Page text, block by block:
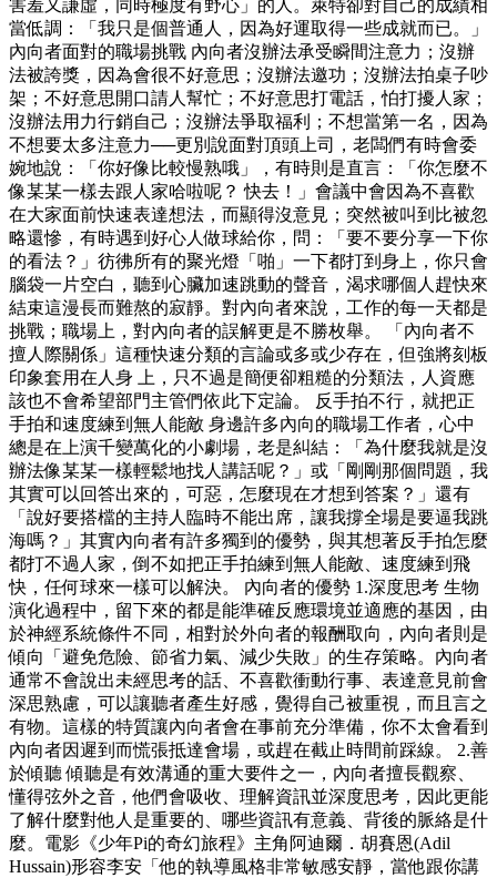
害羞又謙虛，同時極度有野心」的人。萊特卻對自己的成績相
當低調：「我只是個普通人，因為好運取得一些成就而已。」
內向者面對的職場挑戰 內向者沒辦法承受瞬間注意力；沒辦
法被誇獎，因為會很不好意思；沒辦法邀功；沒辦法拍桌子吵
架；不好意思開口請人幫忙；不好意思打電話，怕打擾人家；
沒辦法用力行銷自己；沒辦法爭取福利；不想當第一名，因為
不想要太多注意力──更別說面對頂頭上司，老闆們有時會委
婉地說：「你好像比較慢熟哦」，有時則是直言：「你怎麼不
像某某一樣去跟人家哈啦呢？ 快去！」會議中會因為不喜歡
在大家面前快速表達想法，而顯得沒意見；突然被叫到比被忽
略還慘，有時遇到好心人做球給你，問：「要不要分享一下你
的看法？」彷彿所有的聚光燈「啪」一下都打到身上，你只會
腦袋一片空白，聽到心臟加速跳動的聲音，渴求哪個人趕快來
結束這漫長而難熬的寂靜。對內向者來說，工作的每一天都是
挑戰；職場上，對內向者的誤解更是不勝枚舉。 「內向者不
擅人際關係」這種快速分類的言論或多或少存在，但強將刻板
印象套用在人身 上，只不過是簡便卻粗糙的分類法，人資應
該也不會希望部門主管們依此下定論。 反手拍不行，就把正
手拍和速度練到無人能敵 身邊許多內向的職場工作者，心中
總是在上演千變萬化的小劇場，老是糾結：「為什麼我就是沒
辦法像某某一樣輕鬆地找人講話呢？」或「剛剛那個問題，我
其實可以回答出來的，可惡，怎麼現在才想到答案？」還有
「說好要搭檔的主持人臨時不能出席，讓我撐全場是要逼我跳
海嗎？」其實內向者有許多獨到的優勢，與其想著反手拍怎麼
都打不過人家，倒不如把正手拍練到無人能敵、速度練到飛
快，任何球來一樣可以解決。 內向者的優勢 1.深度思考 生物
演化過程中，留下來的都是能準確反應環境並適應的基因，由
於神經系統條件不同，相對於外向者的報酬取向，內向者則是
傾向「避免危險、節省力氣、減少失敗」的生存策略。內向者
通常不會說出未經思考的話、不喜歡衝動行事、表達意見前會
深思熟慮，可以讓聽者產生好感，覺得自己被重視，而且言之
有物。這樣的特質讓內向者會在事前充分準備，你不太會看到
內向者因遲到而慌張抵達會場，或趕在截止時間前踩線。 2.善
於傾聽 傾聽是有效溝通的重大要件之一，內向者擅長觀察、
懂得弦外之音，他們會吸收、理解資訊並深度思考，因此更能
了解什麼對他人是重要的、哪些資訊有意義、背後的脈絡是什
麼。電影《少年Pi的奇幻旅程》主角阿迪爾．胡賽恩(Adil
Hussain)形容李安「他的執導風格非常敏感安靜，當他跟你講